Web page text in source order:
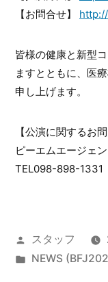
【お問合せ】
皆様の健康と新型
ますとともに、医
申し上げます。
【公演に関するお
ピーエムエージェ
TEL098-898-1331
投
稿
スタッフ
カ
NEWS